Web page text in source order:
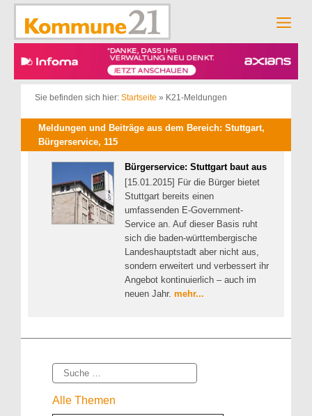
Zum
springen
Sie befinden sich hier: Startseite » K21-Meldungen
Meldungen und Beiträge aus dem Bereich: Stuttgart,
Bürgerservice, 115
Bürgerservice: Stuttgart baut aus
[15.01.2015] Für die Bürger bietet
Stuttgart bereits einen
umfassenden E-Government-
Service an. Auf dieser Basis ruht
sich die baden-württembergische
Landeshauptstadt aber nicht aus,
sondern erweitert und verbessert ihr
Angebot kontinuierlich – auch im
neuen Jahr. mehr...
Suche
Alle Themen